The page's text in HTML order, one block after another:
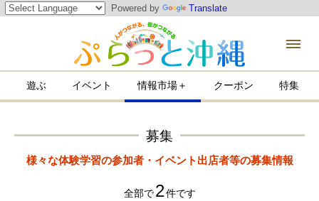
Powered by Translate
遊ぶ イベント 情報市場＋ クーポン 特集
募集
様々な体験学習の参加者・イベント出店者等の募集情報
全部で 2件です